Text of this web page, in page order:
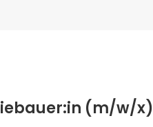
(m/w/x)